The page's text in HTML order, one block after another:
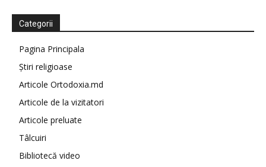
Categorii
Pagina Principala
Știri religioase
Articole Ortodoxia.md
Articole de la vizitatori
Articole preluate
Tâlcuiri
Bibliotecă video